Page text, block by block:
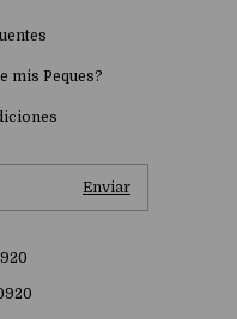
mis Peques?